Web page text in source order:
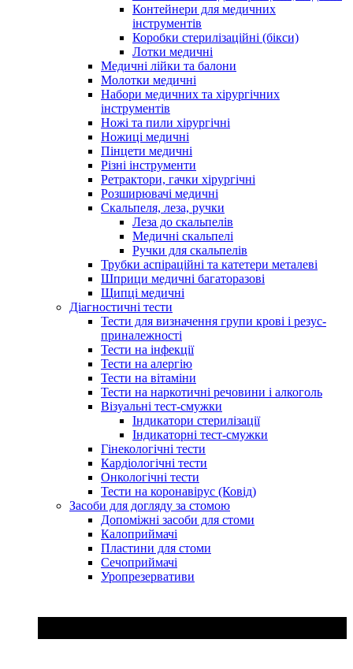
Контейнери для медичних
інструментів
Коробки стерилізаційні (бікси)
Лотки медичні
Медичні лійки та балони
Молотки медичні
Набори медичних та хірургічних
інструментів
Ножі та пили хірургічні
Ножиці медичні
Пінцети медичні
Різні інструменти
Ретрактори, гачки хірургічні
Розширювачі медичні
Скальпеля, леза, ручки
Леза до скальпелів
Медичні скальпелі
Ручки для скальпелів
Трубки аспіраційні та катетери металеві
Шприци медичні багаторазові
Щипці медичні
Діагностичні тести
Тести для визначення групи крові і резус-
приналежності
Тести на інфекції
Тести на алергію
Тести на вітаміни
Тести на наркотичні речовини і алкоголь
Візуальні тест-смужки
Індикатори стерилізації
Індикаторні тест-смужки
Гінекологічні тести
Кардіологічні тести
Онкологічні тести
Тести на коронавірус (Ковід)
Засоби для догляду за стомою
Допоміжні засоби для стоми
Калоприймачі
Пластини для стоми
Сечоприймачі
Уропрезервативи